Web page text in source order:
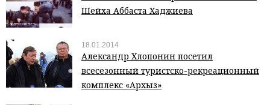
Шейха Аббаста Хаджиева
18.01.2014
Александр Хлопонин посетил
всесезонный туристско-рекреационный
комплекс «Архыз»